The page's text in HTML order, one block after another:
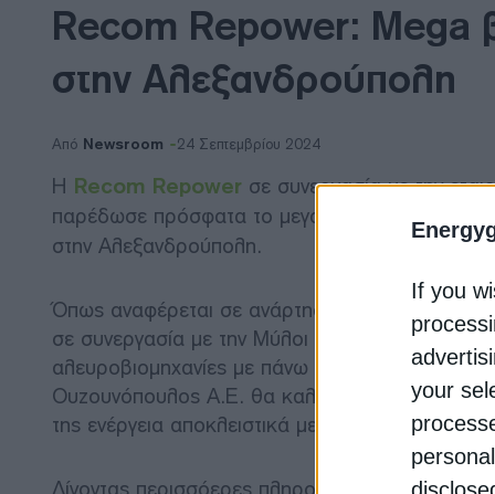
If you
your
Recom Repower: Mega
στην Αλεξανδρούπολη
Από Newsroom 24 Σεπτεμβρίου 2024
Η Recom Repower σε συνεργασία με την
παρέδωσε πρόσφατα το μεγαλύτερο
στην Αλεξανδρούπολη.
Όπως αναφέρεται σε ανάρτηση της Recom
σε συνεργασία με την Μύλοι Θράκης Ι.
αλευροβιομηχανίες με πάνω από 100 χρόνια
Ουζουνόπουλος Α.Ε. θα καλύπτει σε μεγάλο
της ενέργεια αποκλειστικά με τη δύναμη του
Δίνοντας περισσόερες πληροφορίες για το